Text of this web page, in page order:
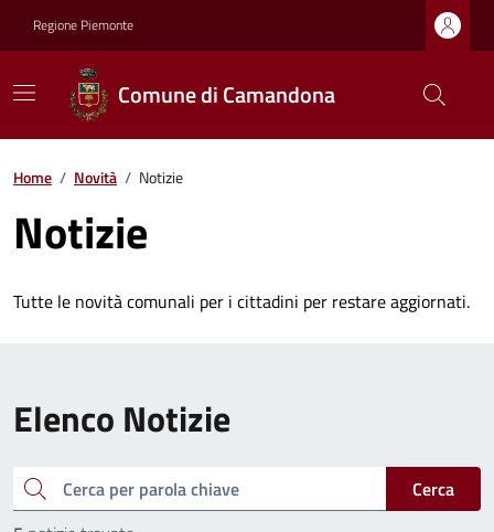
Regione Piemonte
Comune di Camandona
Home / Novità / Notizie
Notizie
Tutte le novità comunali per i cittadini per restare aggiornati.
Elenco Notizie
cerca
Cerca